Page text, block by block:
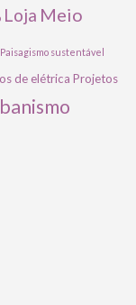
Loja Meio
Paisagismo sustentável
de elétrica Projetos